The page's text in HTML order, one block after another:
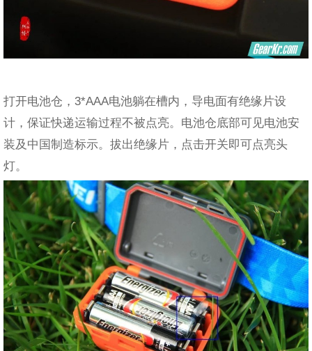
打开电池仓，3*AAA电池躺在槽内，导电面有绝缘片设
计，保证快递运输过程不被点亮。电池仓底部可见电池安
装及中国制造标示。拔出绝缘片，点击开关即可点亮头
灯。